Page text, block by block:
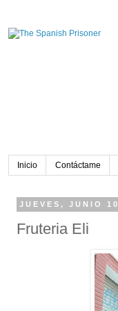
Inicio Contáctame
JUEVES, JUNIO 10
Fruteria Eli